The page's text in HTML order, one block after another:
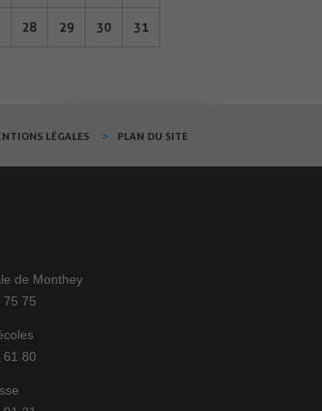
28 29 30 31
LÉGALES PLAN DU SITE
de Monthey
75 75
61 80